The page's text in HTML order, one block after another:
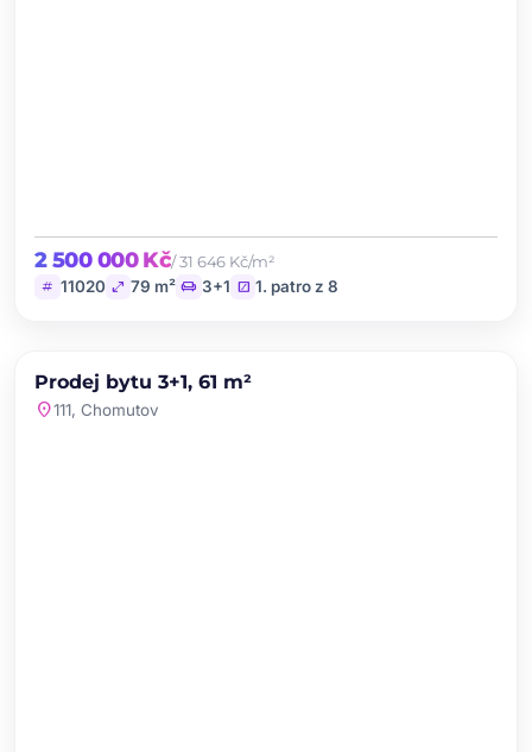
2 500 000 Kč/ 31 646 Kč/m²
tag 11020 open_in_full 79 m² chair 3+1 stairs 1. patro z 8
PRODEJ NOVINKA
Prodej bytu 3+1, 61 m²
location_on111, Chomutov